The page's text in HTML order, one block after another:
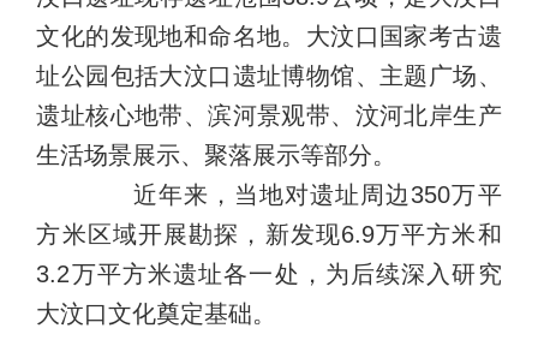
文化的发现地和命名地。大汶口国家考古遗
址公园包括大汶口遗址博物馆、主题广场、
遗址核心地带、滨河景观带、汶河北岸生产
生活场景展示、聚落展示等部分。
近年来，当地对遗址周边350万平
方米区域开展勘探，新发现6.9万平方米和
3.2万平方米遗址各一处，为后续深入研究
大汶口文化奠定基础。